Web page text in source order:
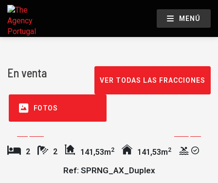
MENÚ
En venta
VER TODAS LAS FRACCIONES
FOTOS
2 2 141,53m2 141,53m2
Ref: SPRNG_AX_Duplex